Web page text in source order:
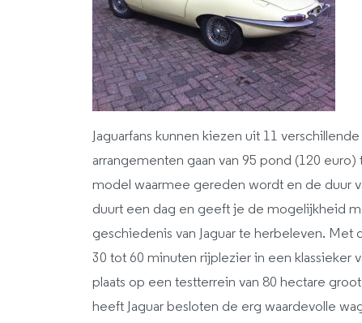
Jaguarfans kunnen kiezen uit 11
arrangementen gaan van 95 pond (120
model waarmee gereden wordt en de duur
duurt een dag en geeft je de mogelijkheid
geschiedenis van Jaguar te herbeleven.
30 tot 60 minuten rijplezier in een klassieker
plaats op een testterrein van 80 hectare
heeft Jaguar besloten de erg waardevolle